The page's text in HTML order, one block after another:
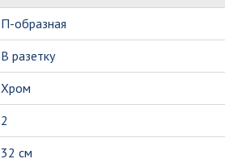
П-образная
В разетку
Хром
2
32 см